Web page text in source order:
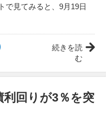
で見てみると、9月19日
続きを読
む
回りが3％を突